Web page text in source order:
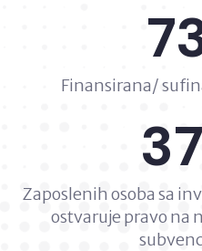
Finansirana/
Zaposlenih osoba sa
ostvaruje pravo na